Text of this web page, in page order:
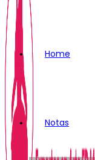
Home
Notas